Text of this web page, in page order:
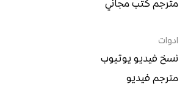
مترجم كتب مجاني
ادوات
نسخ فيديو يوتيوب
مترجم فيديو